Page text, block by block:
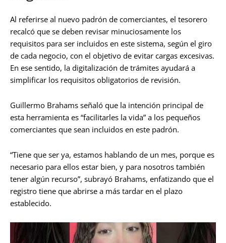
Al referirse al nuevo padrón de comerciantes, el tesorero
recalcó que se deben revisar minuciosamente los
requisitos para ser incluidos en este sistema, según el giro
de cada negocio, con el objetivo de evitar cargas excesivas.
En ese sentido, la digitalización de trámites ayudará a
simplificar los requisitos obligatorios de revisión.
Guillermo Brahams señaló que la intención principal de
esta herramienta es “facilitarles la vida” a los pequeños
comerciantes que sean incluidos en este padrón.
“Tiene que ser ya, estamos hablando de un mes, porque es
necesario para ellos estar bien, y para nosotros también
tener algún recurso”, subrayó Brahams, enfatizando que el
registro tiene que abrirse a más tardar en el plazo
establecido.